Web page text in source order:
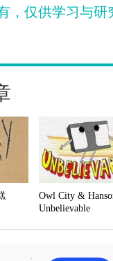
，仅供学习与
Owl City &
Unbelievable